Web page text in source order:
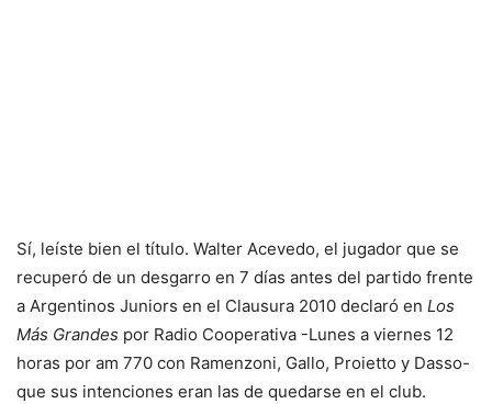
Sí, leíste bien el título. Walter Acevedo, el jugador que se
recuperó de un desgarro en 7 días antes del partido frente
a Argentinos Juniors en el Clausura 2010 declaró en Los
Más Grandes por Radio Cooperativa -Lunes a viernes 12
horas por am 770 con Ramenzoni, Gallo, Proietto y Dasso-
que sus intenciones eran las de quedarse en el club.